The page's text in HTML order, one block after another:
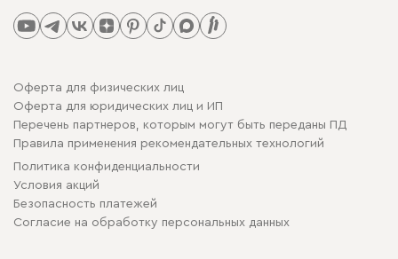
Оферта для физических лиц
Оферта для юридических лиц и ИП
Перечень партнеров, которым могут быть переданы ПД
Правила применения рекомендательных технологий
Политика конфиденциальности
Условия акций
Безопасность платежей
Cогласие на обработку персональных данных